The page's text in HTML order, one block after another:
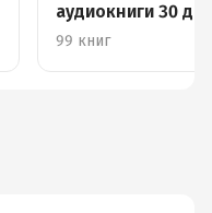
аудиокниги 30
12 января
99 книг